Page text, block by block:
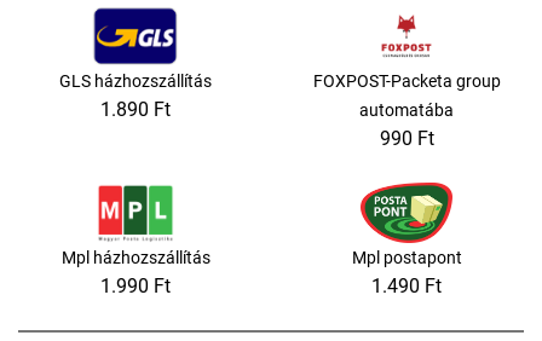
GLS házhozszállítás
1.890 Ft
FOXPOST-Packeta group
automatába
990 Ft
Mpl házhozszállítás
1.990 Ft
Mpl postapont
1.490 Ft